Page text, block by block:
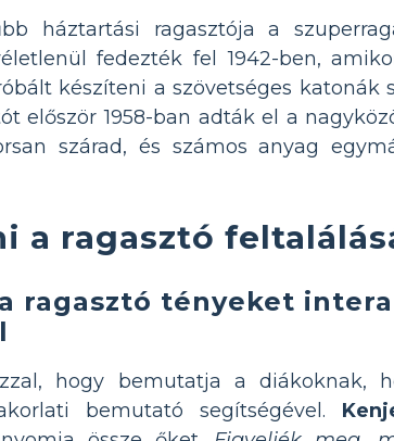
háztartási ragasztója a
fedezték fel 1942-ben,
készíteni a szövetséges katonák
először 1958-ban adták el a
szárad, és számos anyag
a ragasztó
ragasztó tényeket
hogy bemutatja a diákoknak,
bemutató segítségével.